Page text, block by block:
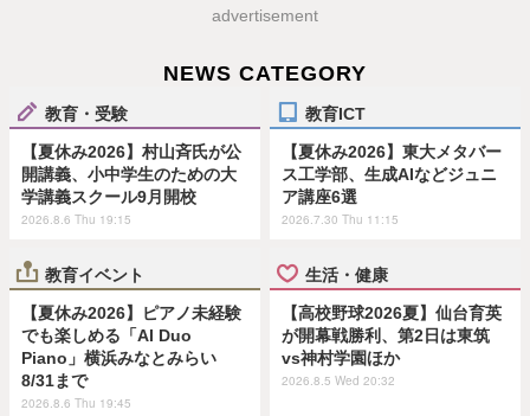
advertisement
NEWS CATEGORY
教育・受験
【夏休み2026】村山斉氏が公
開講義、小中学生のための大
学講義スクール9月開校
2026.8.6 Thu 19:15
教育ICT
【夏休み2026】東大メタバー
ス工学部、生成AIなどジュニ
ア講座6選
2026.7.30 Thu 11:15
教育イベント
【夏休み2026】ピアノ未経験
でも楽しめる「AI Duo
Piano」横浜みなとみらい
8/31まで
2026.8.6 Thu 19:45
生活・健康
【高校野球2026夏】仙台育英
が開幕戦勝利、第2日は東筑
vs神村学園ほか
2026.8.5 Wed 20:32